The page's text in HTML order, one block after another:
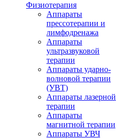
Физиотерапия
Аппараты
прессотерапии и
лимфодренажа
Аппараты
ультразвуковой
терапии
Аппараты ударно-
волновой терапии
(УВТ)
Аппараты лазерной
терапии
Аппараты
магнитной терапии
Аппараты УВЧ